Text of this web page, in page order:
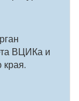
ВЦИКа и